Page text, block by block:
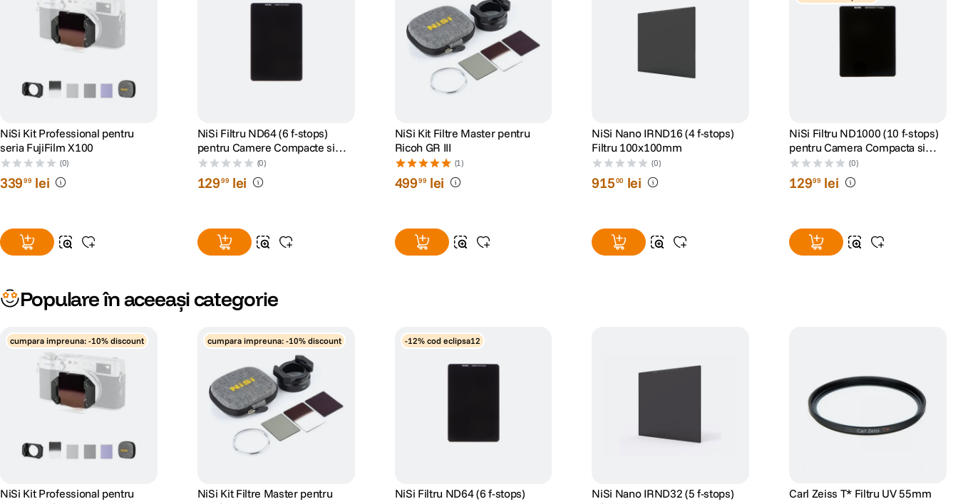
NiSi Kit Professional pentru
seria FujiFilm X100
(0)
33999 lei
NiSi Filtru ND64 (6 f-stops)
pentru Camere Compacte si
Telefon
(0)
12999 lei
NiSi Kit Filtre Master pentru
Ricoh GR III
(1)
49999 lei
NiSi Nano IRND16 (4 f-stops)
Filtru 100x100mm
(0)
91500 lei
NiSi Filtru ND1000 (10 f-stops)
pentru Camera Compacta si
Telefon
(0)
12999 lei
Populare în aceeași categorie
cumpara impreuna: -10% discount
NiSi Kit Professional pentru
cumpara impreuna: -10% discount
NiSi Kit Filtre Master pentru
-12% cod eclipsa12
NiSi Filtru ND64 (6 f-stops)
NiSi Nano IRND32 (5 f-stops)
Carl Zeiss T* Filtru UV 55mm